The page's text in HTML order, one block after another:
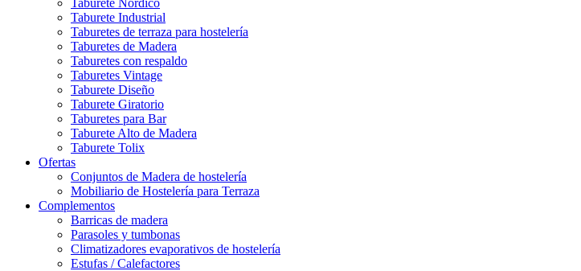
Taburete Nórdico
Taburete Industrial
Taburetes de terraza para hostelería
Taburetes de Madera
Taburetes con respaldo
Taburetes Vintage
Taburete Diseño
Taburete Giratorio
Taburetes para Bar
Taburete Alto de Madera
Taburete Tolix
Ofertas
Conjuntos de Madera de hostelería
Mobiliario de Hostelería para Terraza
Complementos
Barricas de madera
Parasoles y tumbonas
Climatizadores evaporativos de hostelería
Estufas / Calefactores